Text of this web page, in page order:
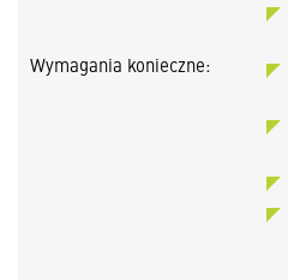
Wymagania konieczne: